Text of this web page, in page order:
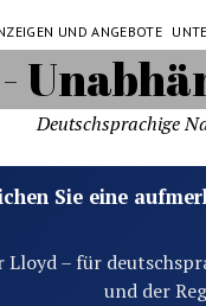
UND ANGEBOTE
Deutschsprachige
Sie eine
Lloyd – für
und der